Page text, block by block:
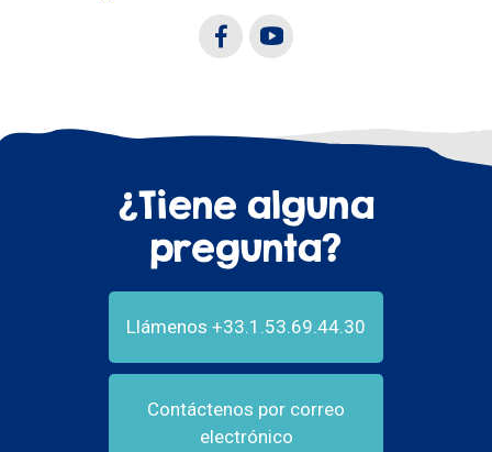
¿Tiene alguna
pregunta?
Llámenos +33.1.53.69.44.30
Contáctenos por correo
electrónico